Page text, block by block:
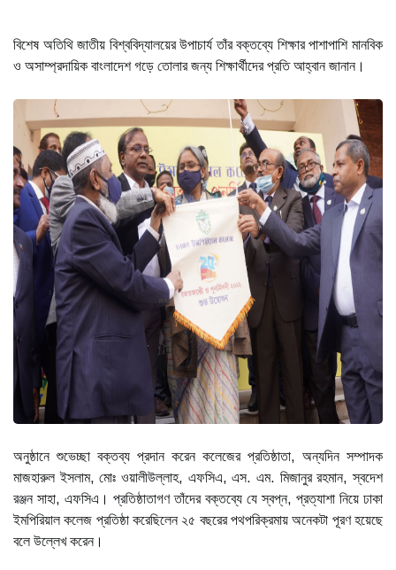
বিশেষ অতিথি জাতীয় বিশ্ববিদ্যালয়ের উপাচার্য তাঁর বক্তব্যে শিক্ষার পাশাপাশি মানবিক
ও অসাম্প্রদায়িক বাংলাদেশ গড়ে তোলার জন্য শিক্ষার্থীদের প্রতি আহ্বান জানান।
অনুষ্ঠানে শুভেচ্ছা বক্তব্য প্রদান করেন কলেজের প্রতিষ্ঠাতা, অন্যদিন সম্পাদক
মাজহারুল ইসলাম, মোঃ ওয়ালীউল্লাহ, এফসিএ, এস. এম. মিজানুর রহমান, স্বদেশ
রঞ্জন সাহা, এফসিএ। প্রতিষ্ঠাতাগণ তাঁদের বক্তব্যে যে স্বপ্ন, প্রত্যাশা নিয়ে ঢাকা
ইমপিরিয়াল কলেজ প্রতিষ্ঠা করেছিলেন ২৫ বছরের পথপরিক্রমায় অনেকটা পূরণ হয়েছে
বলে উল্লেখ করেন।